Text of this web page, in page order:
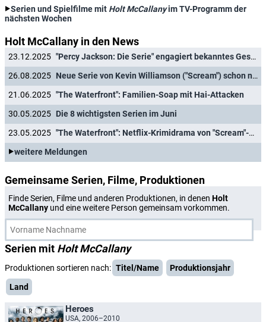
Serien und Spielfilme mit Holt McCallanyim TV-Programm der
nächsten Wochen
Holt McCallany in den News
23.12.2025
"Percy Jackson: Die Serie" engagiert bekanntes Gesicht als Darsteller von Gegenspieler Atlas
26.08.2025
Neue Serie von Kevin Williamson ("Scream") schon nach einer Staffel abgesetzt
21.06.2025 "The Waterfront": Familien-Soap mit Hai-Attacken
30.05.2025 Die 8 wichtigsten Serien im Juni
23.05.2025
"The Waterfront": Netflix-Krimidrama von "Scream"-Macher präsentiert schlagkräftigen Trailer
weitere Meldungen
Gemeinsame Serien, Filme, Produktionen
Finde Serien, Filme und anderen Produktionen, in denen Holt
McCallany und eine weitere Person gemeinsam vorkommen.
Serien mit Holt McCallany
Produktionen sortieren nach: Titel/Name
Produktionsjahr
Land
Heroes
USA, 2006–2010